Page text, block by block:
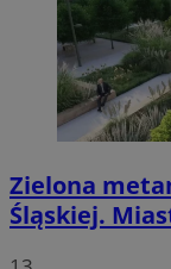
Zielona
Śląskiej.